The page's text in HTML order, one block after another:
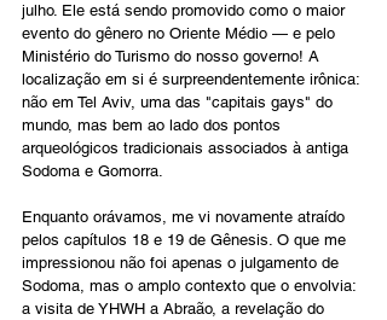
julho. Ele está sendo promovido como o maior
evento do gênero no Oriente Médio — e pelo
Ministério do Turismo do nosso governo! A
localização em si é surpreendentemente irônica:
não em Tel Aviv, uma das "capitais gays" do
mundo, mas bem ao lado dos pontos
arqueológicos tradicionais associados à antiga
Sodoma e Gomorra.
Enquanto orávamos, me vi novamente atraído
pelos capítulos 18 e 19 de Gênesis. O que me
impressionou não foi apenas o julgamento de
Sodoma, mas o amplo contexto que o envolvia:
a visita de YHWH a Abraão, a revelação do